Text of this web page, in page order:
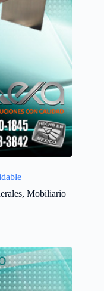
, Mobiliario